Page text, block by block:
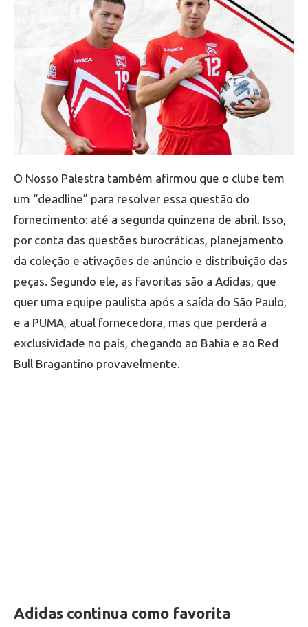
O Nosso Palestra também afirmou que o clube tem
um “deadline” para resolver essa questão do
fornecimento: até a segunda quinzena de abril. Isso,
por conta das questões burocráticas, planejamento
da coleção e ativações de anúncio e distribuição das
peças. Segundo ele, as favoritas são a Adidas, que
quer uma equipe paulista após a saída do São Paulo,
e a PUMA, atual fornecedora, mas que perderá a
exclusividade no país, chegando ao Bahia e ao Red
Bull Bragantino provavelmente.
Adidas continua como favorita